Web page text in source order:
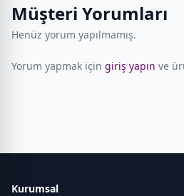
Müşteri Yorumları
Henüz yorum yapılmamış.
Yorum yapmak için giriş yapın ve
Kurumsal